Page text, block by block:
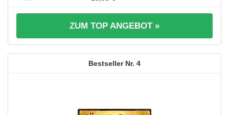
ZUM TOP ANGEBOT »
4